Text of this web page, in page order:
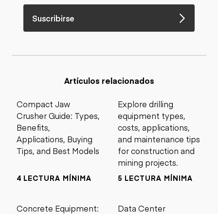
Suscribirse
Artículos relacionados
Compact Jaw
Crusher Guide: Types,
Benefits,
Applications, Buying
Tips, and Best Models
4 LECTURA MÍNIMA
Explore drilling
equipment types,
costs, applications,
and maintenance tips
for construction and
mining projects.
5 LECTURA MÍNIMA
Concrete Equipment:
Data Center